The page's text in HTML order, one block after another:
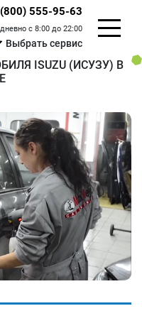
555-95-63
с 8:00 до 22:00
Выбрать сервис
ISUZU (ИСУЗУ) В